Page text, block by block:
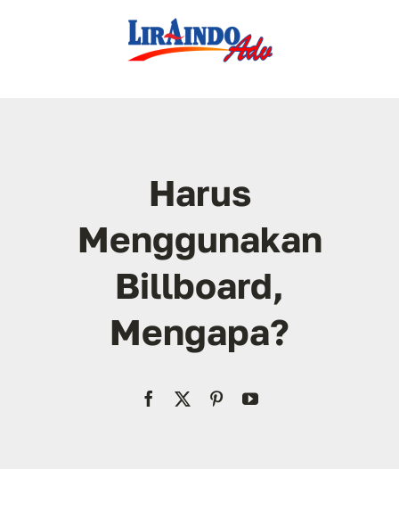
Harus
Menggunakan
Billboard,
Mengapa?